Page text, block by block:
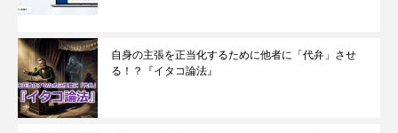
自身の主張を正当化するために他者に「代弁」させ
る！？『イタコ論法』